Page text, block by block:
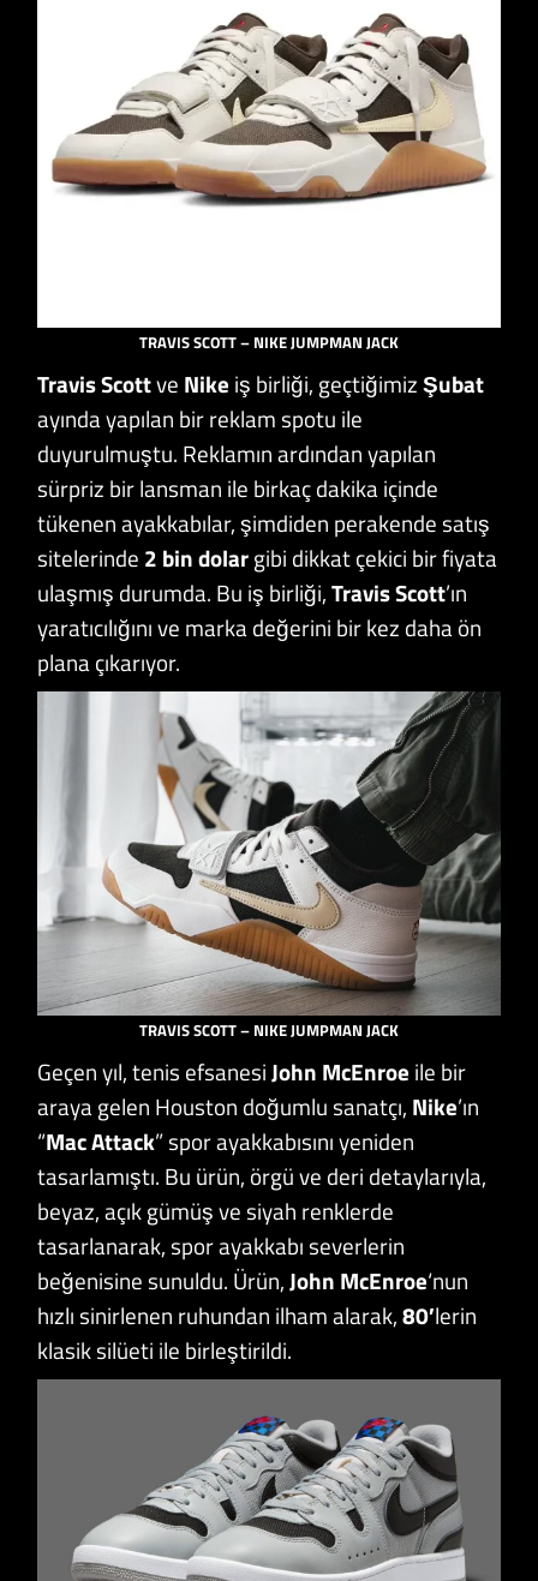
TRAVIS SCOTT – NIKE JUMPMAN JACK
Travis Scottve Nike iş birliği, geçtiğimizŞubat
ayında yapılan bir reklam spotu ile
duyurulmuştu. Reklamın ardından yapılan
sürpriz bir lansman ile birkaç dakika içinde
tükenen ayakkabılar, şimdiden perakende satış
sitelerinde 2 bin dolargibi dikkat çekici bir fiyata
ulaşmış durumda. Bu iş birliği,Travis Scott’ın
yaratıcılığını ve marka değerini bir kez daha ön
plana çıkarıyor.
TRAVIS SCOTT – NIKE JUMPMAN JACK
Geçen yıl, tenis efsanesiJohn McEnroe ile bir
araya gelen Houston doğumlu sanatçı, Nike’ın
“Mac Attack” spor ayakkabısını yeniden
tasarlamıştı. Bu ürün, örgü ve deri detaylarıyla,
beyaz, açık gümüş ve siyah renklerde
tasarlanarak, spor ayakkabı severlerin
beğenisine sunuldu. Ürün,John McEnroe‘nun
hızlı sinirlenen ruhundan ilham alarak,80′lerin
klasik silüeti ile birleştirildi.